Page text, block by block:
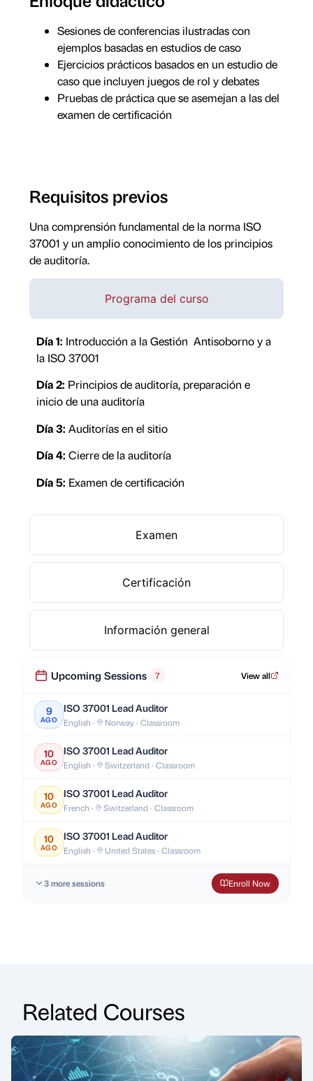
Upcoming Sessions 7 View all
9
AGO
ISO 37001 Lead Auditor
English · Norway · Classroom
10
AGO
ISO 37001 Lead Auditor
English · Switzerland · Classroom
10
AGO
ISO 37001 Lead Auditor
French · Switzerland · Classroom
10
AGO
ISO 37001 Lead Auditor
English · United States · Classroom
3 more sessions Enroll Now
Sesiones de conferencias ilustradas con
ejemplos basadas en estudios de caso
Ejercicios prácticos basados en un estudio de
caso que incluyen juegos de rol y debates
Pruebas de práctica que se asemejan a las del
examen de certificación
Requisitos previos
Una comprensión fundamental de la norma ISO
37001 y un amplio conocimiento de los principios
de auditoría.
Programa del curso
Examen
Certificación
Información general
Día 1: Introducción a la Gestión Antisoborno y a
la ISO 37001
Día 2: Principios de auditoría, preparación e
inicio de una auditoría
Día 3: Auditorías en el sitio
Día 4: Cierre de la auditoría
Día 5: Examen de certificación
Related Courses